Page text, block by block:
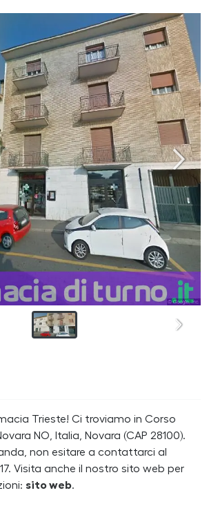
Trieste! Ci troviamo in Corso
NO, Italia, Novara (CAP 28100).
non esitare a contattarci al
Visita anche il nostro sito web per
sito web.